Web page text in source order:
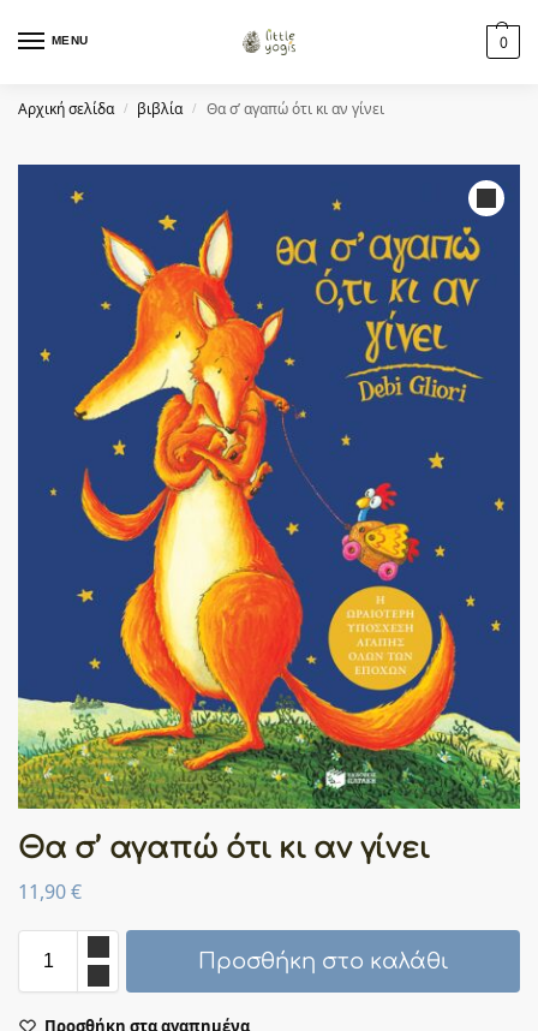
MENU 0
Αρχική σελίδα / βιβλία / Θα σ’ αγαπώ ότι κι αν γίνει
Θα σ’ αγαπώ ότι κι αν γίνει
11,90€
Προσθήκη στο καλάθι
Προσθήκη στα αγαπημένα